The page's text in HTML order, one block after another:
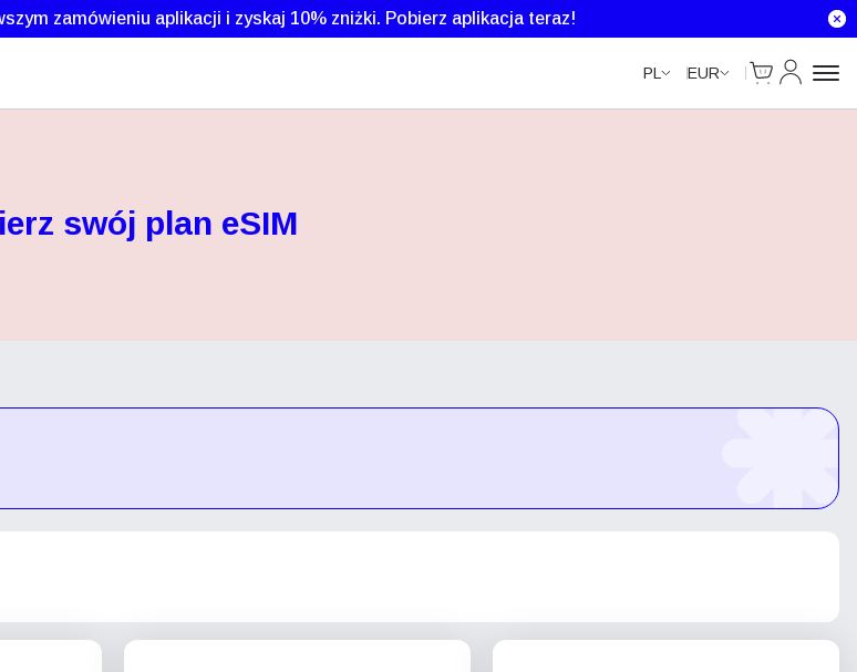
zamówieniu aplikacji i zyskaj 10% zniżki. Pobierz aplikacja teraz!
PL EUR
Cart
Moje
swój plan eSIM